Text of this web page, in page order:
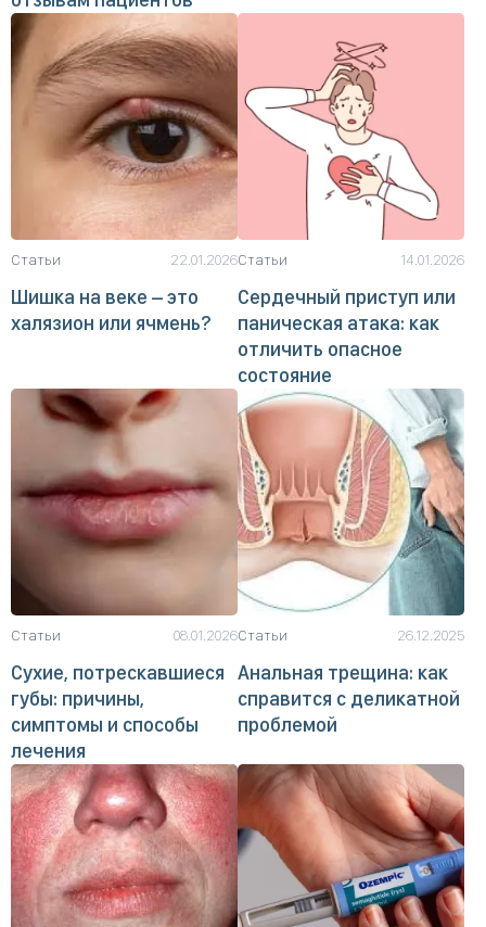
Статьи 22.01.2026
Шишка на веке – это
халязион или ячмень?
Статьи 14.01.2026
Сердечный приступ или
паническая атака: как
отличить опасное
состояние
Статьи 08.01.2026
Сухие, потрескавшиеся
губы: причины,
симптомы и способы
лечения
Статьи 26.12.2025
Анальная трещина: как
справится с деликатной
проблемой